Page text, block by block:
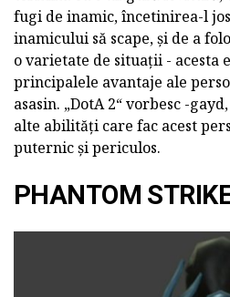
fugi de inamic, încetinirea-l
inamicului să scape, și de a
o varietate de situații - acesta
principalele avantaje ale
asasin. „DotA 2“ vorbesc -
alte abilități care fac acest
puternic și periculos.
PHANTOM